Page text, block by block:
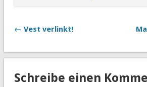
← Vest verlinkt!
Schreibe einen